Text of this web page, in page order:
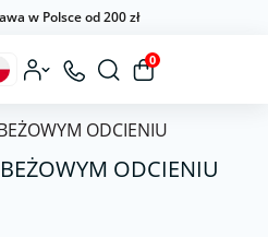
w Polsce od 200 zł
0
ODCIENIU
ODCIENIU